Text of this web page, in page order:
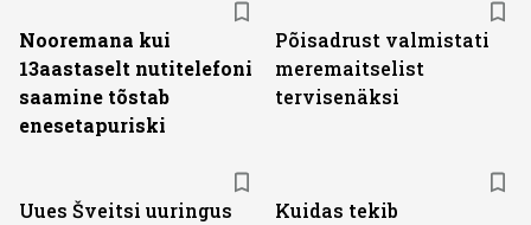
Nooremana kui
13aastaselt nutitelefoni
saamine tõstab
enesetapuriski
Põisadrust valmistati
meremaitselist
tervisenäksi
Uues Šveitsi uuringus
Kuidas tekib